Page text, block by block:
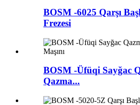
BOSM -6025 Qarşı
Frezesi
BOSM -Üfüqi Sayğac
Qazma...